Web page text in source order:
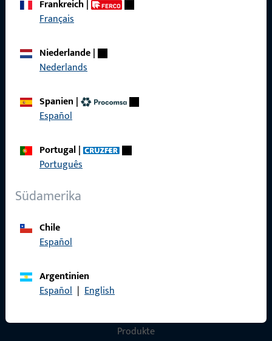
zuverlässig.
Kontaktieren Sie uns
Frankreich|
Français
Niederlande|
Nederlands
Spanien |
Español
Portugal|
Português
Südamerika
Chile
Español
Argentinien
Español | English
Allgemeines
Produkte